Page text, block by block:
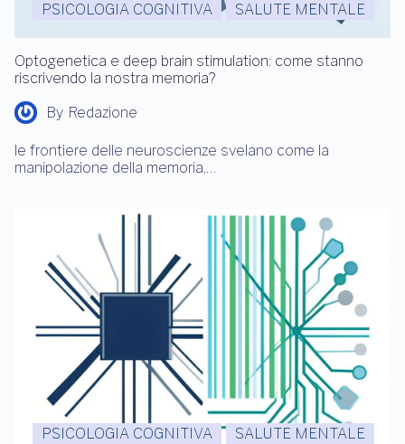
PSICOLOGIA COGNITIVA SALUTE MENTALE
Optogenetica e deep brain stimulation: come stanno
riscrivendo la nostra memoria?
By Redazione
le frontiere delle neuroscienze svelano come la
manipolazione della memoria,…
PSICOLOGIA COGNITIVA SALUTE MENTALE